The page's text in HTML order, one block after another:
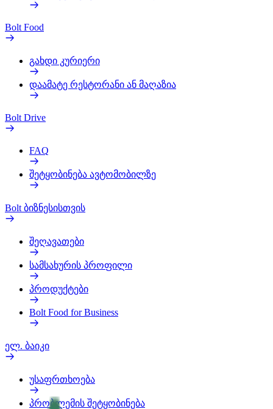
Bolt Food
გახდი კურიერი
დაამატე რესტორანი ან მაღაზია
Bolt Drive
FAQ
შეტყობინება ავტომობილზე
Bolt ბიზნესისთვის
შეღავათები
სამსახურის პროფილი
პროდუქტები
Bolt Food for Business
ელ. ბაიკი
უსაფრთხოება
პრობლემის შეტყობინება